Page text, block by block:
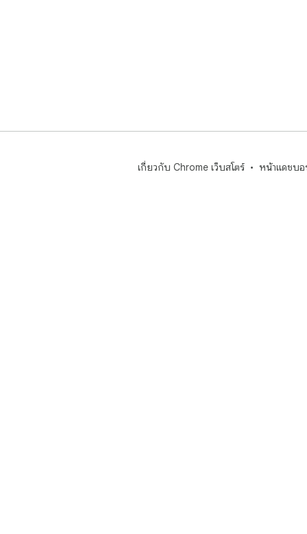
เกี่ยวกับ Chrome เว็บสโตร์ หน้าแดชบ